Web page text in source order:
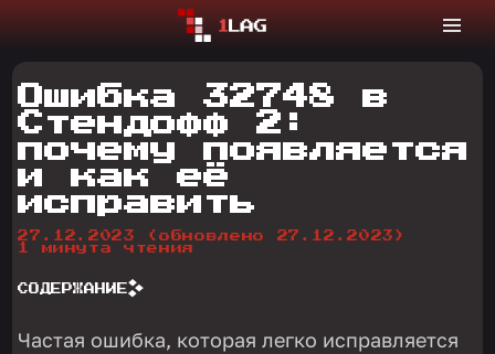
Ошибка 32748 в
Стендофф 2:
почему появляется
и как её
исправить
27.12.2023
(обновлено 27.12.2023)
1 минута чтения
СОДЕРЖАНИЕ
Частая ошибка, которая легко исправляется